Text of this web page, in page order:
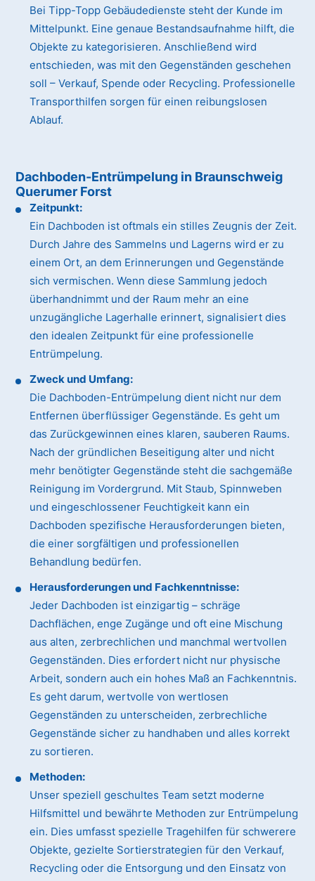
Bei Tipp-Topp Gebäudedienste steht der Kunde im
Mittelpunkt. Eine genaue Bestandsaufnahme hilft, die
Objekte zu kategorisieren. Anschließend wird
entschieden, was mit den Gegenständen geschehen
soll – Verkauf, Spende oder Recycling. Professionelle
Transporthilfen sorgen für einen reibungslosen
Ablauf.
Dachboden-Entrümpelung in Braunschweig
Querumer Forst
Zeitpunkt:
Ein Dachboden ist oftmals ein stilles Zeugnis der Zeit.
Durch Jahre des Sammelns und Lagerns wird er zu
einem Ort, an dem Erinnerungen und Gegenstände
sich vermischen. Wenn diese Sammlung jedoch
überhandnimmt und der Raum mehr an eine
unzugängliche Lagerhalle erinnert, signalisiert dies
den idealen Zeitpunkt für eine professionelle
Entrümpelung.
Zweck und Umfang:
Die Dachboden-Entrümpelung dient nicht nur dem
Entfernen überflüssiger Gegenstände. Es geht um
das Zurückgewinnen eines klaren, sauberen Raums.
Nach der gründlichen Beseitigung alter und nicht
mehr benötigter Gegenstände steht die sachgemäße
Reinigung im Vordergrund. Mit Staub, Spinnweben
und eingeschlossener Feuchtigkeit kann ein
Dachboden spezifische Herausforderungen bieten,
die einer sorgfältigen und professionellen
Behandlung bedürfen.
Herausforderungen und Fachkenntnisse:
Jeder Dachboden ist einzigartig – schräge
Dachflächen, enge Zugänge und oft eine Mischung
aus alten, zerbrechlichen und manchmal wertvollen
Gegenständen. Dies erfordert nicht nur physische
Arbeit, sondern auch ein hohes Maß an Fachkenntnis.
Es geht darum, wertvolle von wertlosen
Gegenständen zu unterscheiden, zerbrechliche
Gegenstände sicher zu handhaben und alles korrekt
zu sortieren.
Methoden:
Unser speziell geschultes Team setzt moderne
Hilfsmittel und bewährte Methoden zur Entrümpelung
ein. Dies umfasst spezielle Tragehilfen für schwerere
Objekte, gezielte Sortierstrategien für den Verkauf,
Recycling oder die Entsorgung und den Einsatz von